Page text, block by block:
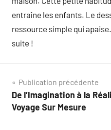
entraîne les enfants. Le
ressource simple qui
suite !
Navigation
de
Publication précédente
De l’Imagination à la
Voyage Sur Mesure